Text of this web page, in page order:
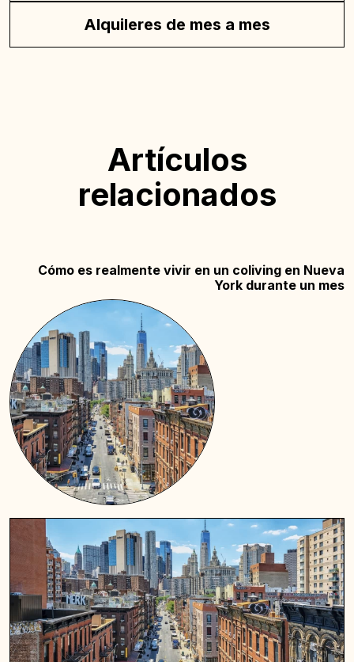
Alquileres de mes a mes
Artículos
relacionados
Cómo es realmente vivir en un coliving en Nueva
York durante un mes